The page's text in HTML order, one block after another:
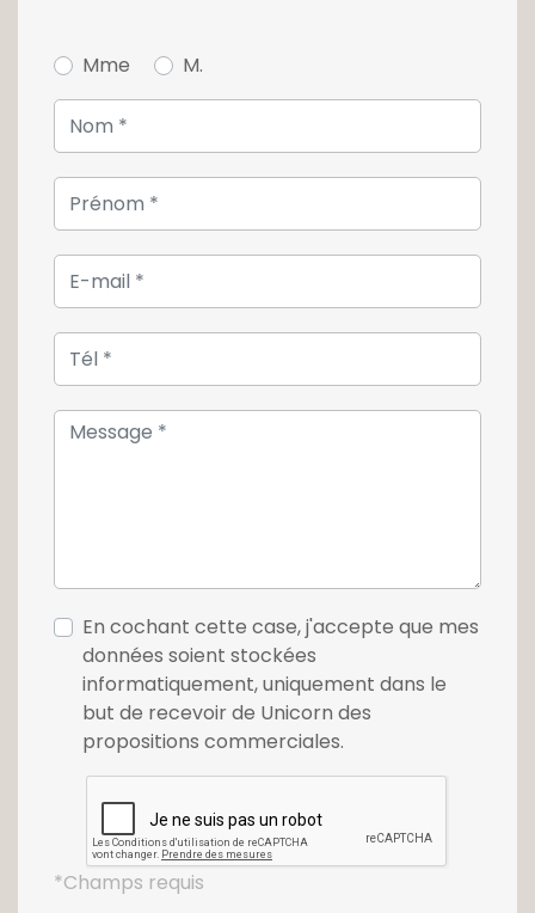
Mme M.
En cochant cette case, j'accepte que mes
données soient stockées
informatiquement, uniquement dans le
but de recevoir de Unicorn des
propositions commerciales.
*Champs requis